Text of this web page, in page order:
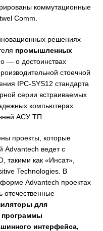
коммутационные
Comm.
решениях
промышленных
— о достоинствах
стоечной
IPC-SYS12 стандарта
серии встраиваемых
компьютерах
АСУ ТП.
проекты, которые
ведет с
такими как «Инсат»,
Technologies. В
Advantech проектах
отечественные
для
интерфейса,